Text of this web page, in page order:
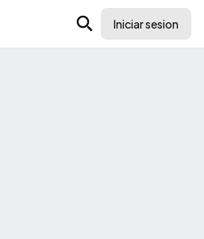
Iniciar sesion